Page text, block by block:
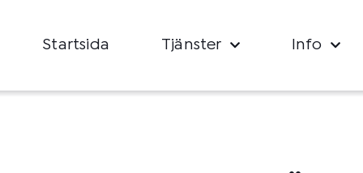
Startsida Tjänster Info